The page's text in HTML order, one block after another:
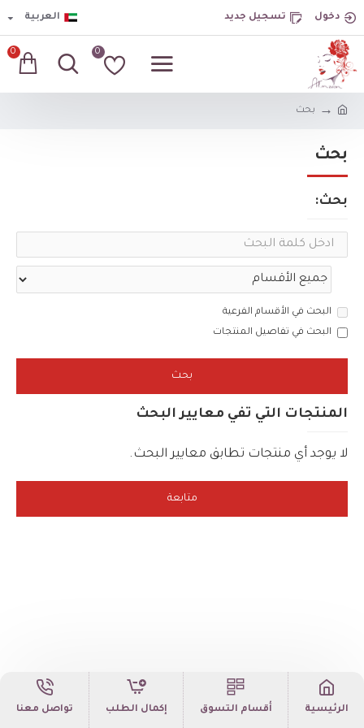
دخول تسجيل جديد العربية
0
0
بحث
بحث
بحث:
البحث في الأقسام الفرعية
البحث في تفاصيل المنتجات
بحث
المنتجات التي تفي معايير البحث
لا يوجد أي منتجات تطابق معايير البحث.
متابعة
الرئيسية أقسام التسوق إكمال الطلب تواصل معنا